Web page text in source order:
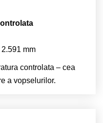
mm
controlata – cea
a vopselurilor.